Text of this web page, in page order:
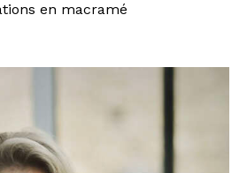
en macramé